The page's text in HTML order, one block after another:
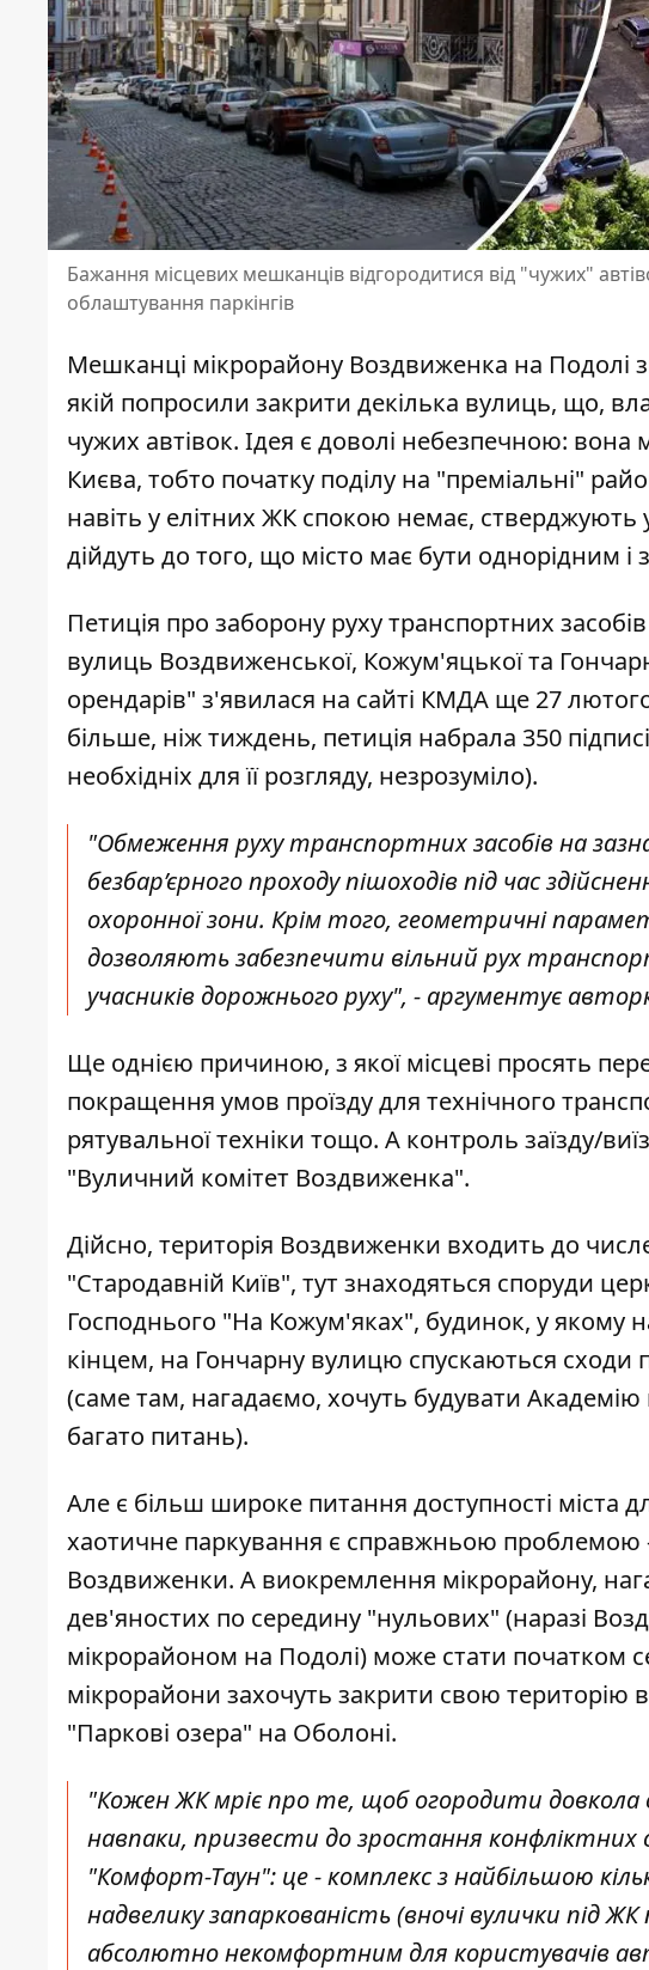
Бажання місцевих мешканців відгородитися від "чужих"
облаштування паркінгів
Мешканці мікрорайону Воздвиженка на Подолі
якій попросили закрити декілька вулиць, що,
чужих автівок. Ідея є доволі небезпечною: вона
Києва, тобто початку поділу на "преміальні"
навіть у елітних ЖК спокою немає, стверджують
дійдуть до того, що місто має бути однорідним
Петиція про заборону руху транспортних
вулиць Воздвиженської, Кожум'яцької та
орендарів" з'явилася на сайті КМДА ще 27
більше, ніж тиждень, петиція набрала 350
необхідніх для її розгляду, незрозуміло).
"Обмеження руху транспортних засобів на
безбар’єрного проходу пішоходів під час
охоронної зони. Крім того, геометричні
дозволяють забезпечити вільний рух
учасників дорожнього руху", - аргументує
Ще однією причиною, з якої місцеві просять
покращення умов проїзду для технічного
рятувальної техніки тощо. А контроль заїзду/
"Вуличний комітет Воздвиженка".
Дійсно, територія Воздвиженки входить до
"Стародавній Київ", тут знаходяться споруди
Господнього "На Кожум'яках", будинок, у якому
кінцем, на Гончарну вулицю спускаються сходи
(саме там, нагадаємо, хочуть будувати
багато питань).
Але є більш широке питання доступності міста
хаотичне паркування є справжньою проблемою
Воздвиженки. А виокремлення мікрорайону,
дев'яностих по середину "нульових" (наразі
мікрорайоном на Подолі) може стати початком
мікрорайони захочуть закрити свою територію
"Паркові озера" на Оболоні.
"Кожен ЖК мріє про те, щоб огородити довкола
навпаки, призвести до зростання
"Комфорт-Таун": це - комплекс з найбільшою
надвелику запаркованість (вночі вулички під
абсолютно некомфортним для користувачів